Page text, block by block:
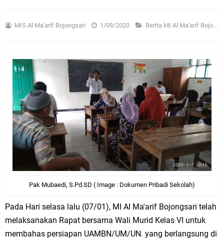
MIS Al Ma'arif Bojongsari 1/09/2020 Berita MI Al Ma'arif Bojongsari
Pak Mubaedi, S.Pd.SD ( Image : Dokumen Pribadi Sekolah)
Pada Hari selasa lalu (07/01), MI Al Ma'arif Bojongsari telah
melaksanakan Rapat bersama Wali Murid Kelas VI untuk
membahas persiapan UAMBN/UM/UN. yang berlangsung di